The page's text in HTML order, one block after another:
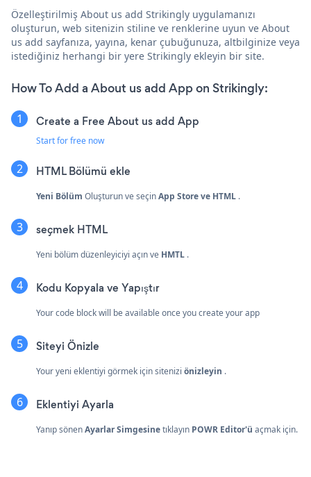
Özelleştirilmiş About us add Strikingly uygulamanızı
oluşturun, web sitenizin stiline ve renklerine uyun ve About
us add sayfanıza, yayına, kenar çubuğunuza, altbilginize veya
istediğiniz herhangi bir yere Strikingly ekleyin bir site.
How To Add a About us add App on Strikingly:
Create a Free About us add App
Start for free now
HTML Bölümü ekle
Yeni Bölüm Oluşturun ve seçinApp Store ve HTML .
seçmek HTML
Yeni bölüm düzenleyiciyi açın ve HMTL .
Kodu Kopyala ve Yapıştır
Your code block will be available once you create your app
Siteyi Önizle
Your yeni eklentiyi görmek için sitenizi önizleyin .
Eklentiyi Ayarla
Yanıp sönenAyarlar Simgesinetıklayın POWR Editor'ü açmak için.